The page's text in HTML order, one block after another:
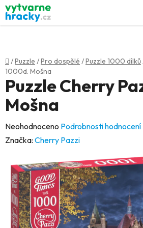
Přejít
na
obsah
Domů
/Puzzle /Pro dospělé /Puzzle 1000 dílků
1000d. Mošna
Puzzle Cherry
Mošna
Průměrné
hodnocení
je
0,0
hvězdiček.
Neohodnoceno Podrobnosti hodnocení
Značka: Cherry Pazzi